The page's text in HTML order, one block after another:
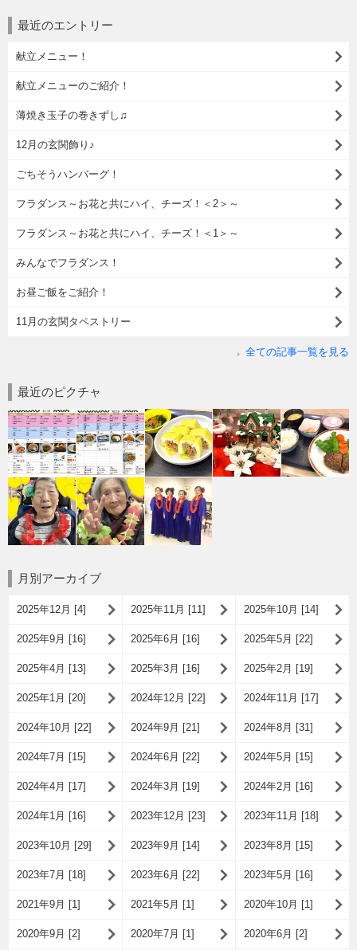
最近のエントリー
献立メニュー！
献立メニューのご紹介！
薄焼き玉子の巻きずし♫
12月の玄関飾り♪
ごちそうハンバーグ！
フラダンス～お花と共にハイ、チーズ！＜2＞～
フラダンス～お花と共にハイ、チーズ！＜1＞～
みんなでフラダンス！
お昼ご飯をご紹介！
11月の玄関タペストリー
全ての記事一覧を見る
最近のピクチャ
月別アーカイブ
2025年12月 [4] 2025年11月 [11] 2025年10月 [14]
2025年9月 [16] 2025年6月 [16] 2025年5月 [22]
2025年4月 [13] 2025年3月 [16] 2025年2月 [19]
2025年1月 [20] 2024年12月 [22] 2024年11月 [17]
2024年10月 [22] 2024年9月 [21] 2024年8月 [31]
2024年7月 [15] 2024年6月 [22] 2024年5月 [15]
2024年4月 [17] 2024年3月 [19] 2024年2月 [16]
2024年1月 [16] 2023年12月 [23] 2023年11月 [18]
2023年10月 [29] 2023年9月 [14] 2023年8月 [15]
2023年7月 [18] 2023年6月 [22] 2023年5月 [16]
2021年9月 [1] 2021年5月 [1] 2020年10月 [1]
2020年9月 [2] 2020年7月 [1] 2020年6月 [2]